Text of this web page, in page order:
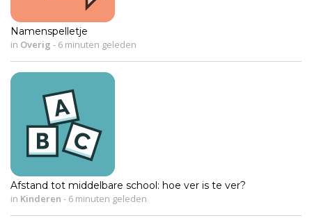
Namenspelletje
in Overig - 6 minuten geleden
Afstand tot middelbare school: hoe ver is te ver?
in Kinderen - 6 minuten geleden